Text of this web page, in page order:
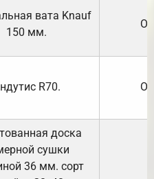
вата Knauf
150 мм.
R70.
доска
сушки
36 мм. сорт